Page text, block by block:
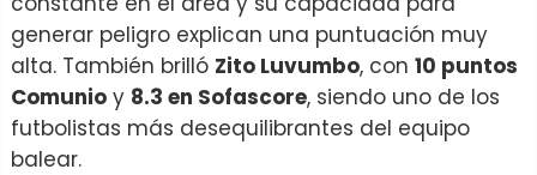
generar peligro explican una puntuación muy
alta. También brilló Zito Luvumbo, con 10 puntos
Comunio y 8.3 en Sofascore, siendo uno de los
futbolistas más desequilibrantes del equipo
balear.